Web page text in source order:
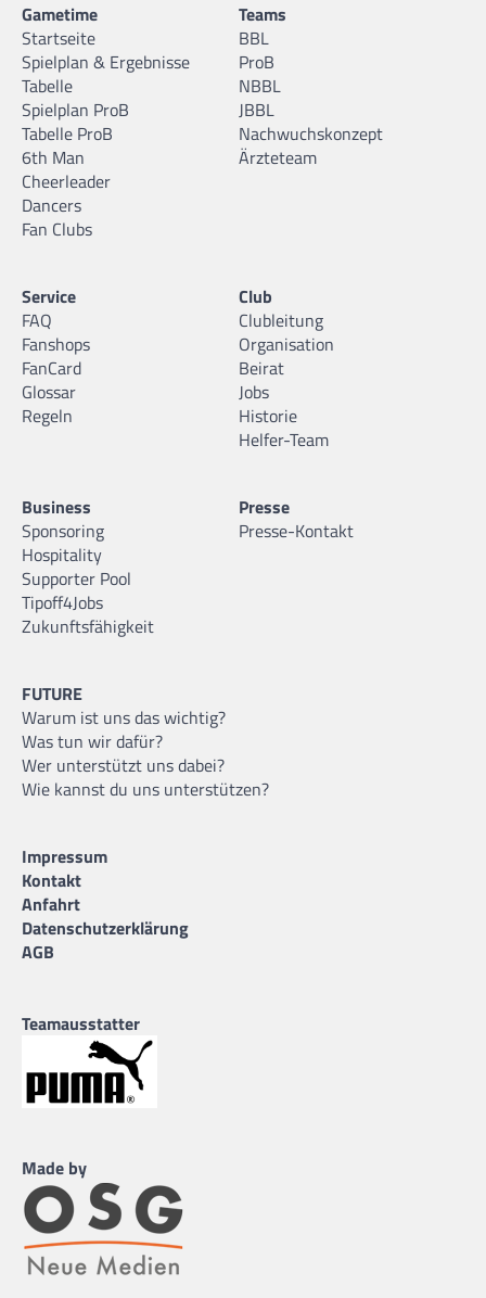
Gametime
Startseite
Spielplan & Ergebnisse
Tabelle
Spielplan ProB
Tabelle ProB
6th Man
Cheerleader
Dancers
Fan Clubs
Teams
BBL
ProB
NBBL
JBBL
Nachwuchskonzept
Ärzteteam
Service
FAQ
Fanshops
FanCard
Glossar
Regeln
Club
Clubleitung
Organisation
Beirat
Jobs
Historie
Helfer-Team
Business
Sponsoring
Hospitality
Supporter Pool
Tipoff4Jobs
Zukunftsfähigkeit
Presse
Presse-Kontakt
FUTURE
Warum ist uns das wichtig?
Was tun wir dafür?
Wer unterstützt uns dabei?
Wie kannst du uns unterstützen?
Impressum
Kontakt
Anfahrt
Datenschutzerklärung
AGB
Teamausstatter
Made by